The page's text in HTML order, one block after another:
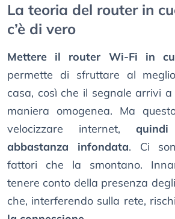
La teoria del router in
c’è di vero
Mettere il router Wi-Fi in
permette di sfruttare al
casa, così che il segnale arrivi
maniera omogenea. Ma
velocizzare internet,
abbastanza infondata. Ci
fattori che la smontano.
tenere conto della presenza degli
che, interferendo sulla rete,